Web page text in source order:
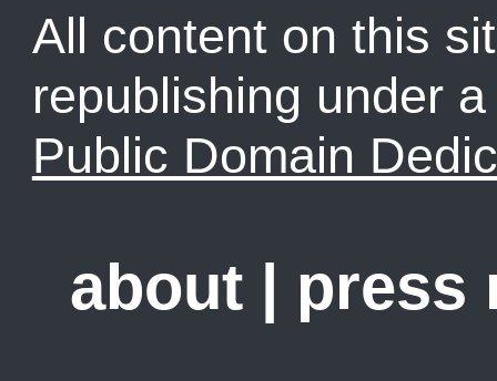
All content on this
republishing under
Public Domain
about press